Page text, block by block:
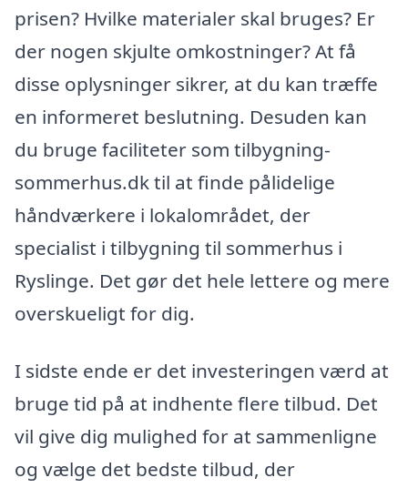
prisen? Hvilke materialer skal bruges? Er
der nogen skjulte omkostninger? At få
disse oplysninger sikrer, at du kan træffe
en informeret beslutning. Desuden kan
du bruge faciliteter som tilbygning-
sommerhus.dk til at finde pålidelige
håndværkere i lokalområdet, der
specialist i tilbygning til sommerhus i
Ryslinge. Det gør det hele lettere og mere
overskueligt for dig.
I sidste ende er det investeringen værd at
bruge tid på at indhente flere tilbud. Det
vil give dig mulighed for at sammenligne
og vælge det bedste tilbud, der